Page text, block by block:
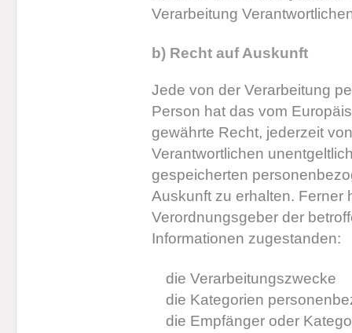
Verarbeitung
b) Recht auf Auskunft
Jede von der Verarbeitung
Person hat das vom
gewährte Recht, jederzeit
Verantwortlichen
gespeicherten
Auskunft zu erhalten. Ferner
Verordnungsgeber der
Informationen zugestanden:
die Verarbeitungszwecke
die Kategorien
die Empfänger oder